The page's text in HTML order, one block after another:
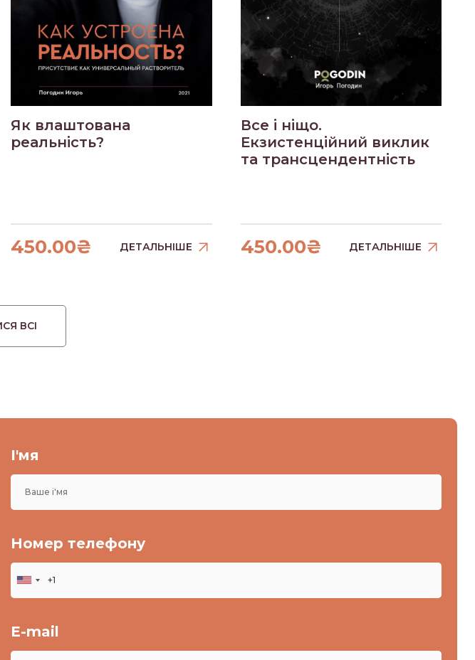
Як влаштована
реальність?
450.00₴ ДЕТАЛЬНІШЕ
Все і ніщо.
Екзистенційний виклик
та трансцендентність
450.00₴ ДЕТАЛЬНІШЕ
ВСІ
І'мя
Номер телефону
E-mail